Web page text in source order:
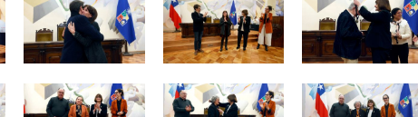
Zoom Zoom Zoom